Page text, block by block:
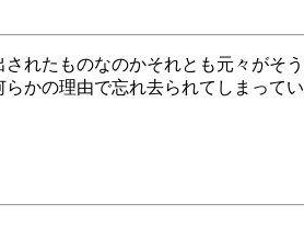
れたものなのかそれとも元々がそ
かの理由で忘れ去られてしまって